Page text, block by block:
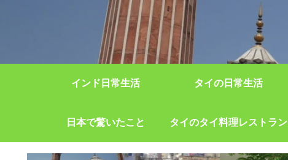
インド日常生活 タイの日常生活
日本で驚いたこと タイのタイ料理レストラン